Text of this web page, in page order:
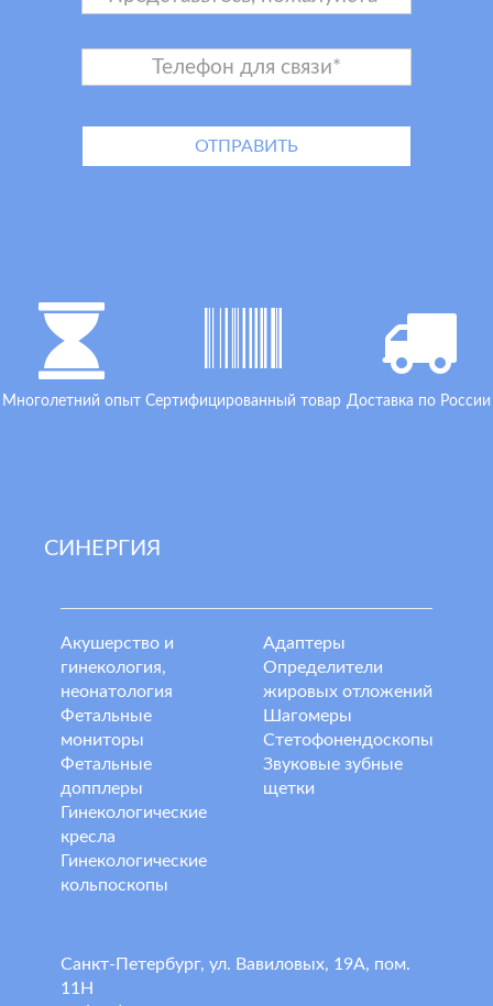
Многолетний опыт Сертифицированный товар Доставка по России
СИНЕРГИЯ
Акушерство и
гинекология,
неонатология
Фетальные
мониторы
Фетальные
допплеры
Гинекологические
кресла
Гинекологические
кольпоскопы
Адаптеры
Определители
жировых отложений
Шагомеры
Стетофонендоскопы
Звуковые зубные
щетки
Санкт-Петербург, ул. Вавиловых, 19А, пом.
11Н